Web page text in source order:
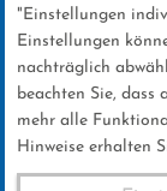
Inhalt
News
"Einstellungen
Einstellungen
nachträglich
beachten Sie,
mehr alle
Hinweise erhalten